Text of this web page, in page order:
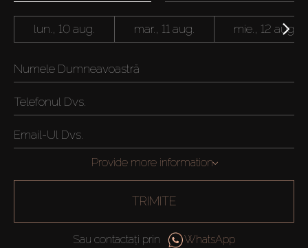
lun., 10 aug. mar., 11 aug. mie., 12 aug.
Provide more information
TRIMITE
Sau contactați prin WhatsApp